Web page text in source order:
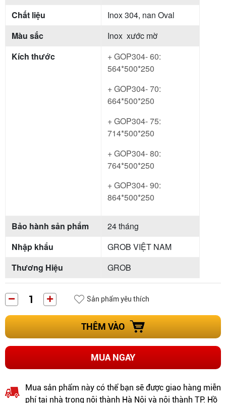
Chất liệu
Inox 304, nan Oval
Màu sắc
Inox xước mờ
Kích thước
+ GOP304- 60:
564*500*250
+ GOP304- 70:
664*500*250
+ GOP304- 75:
714*500*250
+ GOP304- 80:
764*500*250
+ GOP304- 90:
864*500*250
Bảo hành sản phẩm
24 tháng
Nhập khẩu
GROB VIỆT NAM
Thương Hiệu
GROB
Sản phẩm yêu thích
THÊM VÀO
MUA NGAY
Mua sản phẩm này có thể bạn sẽ được giao hàng miễn
phí tại nhà trong nội thành Hà Nội và nội thành TP. Hồ